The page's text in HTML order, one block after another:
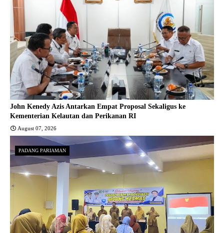
John Kenedy Azis Antarkan Empat Proposal Sekaligus ke
Kementerian Kelautan dan Perikanan RI
August 07, 2026
PADANG PARIAMAN